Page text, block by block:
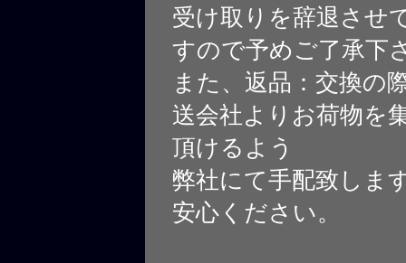
受け取りを辞退させ
すので予めご了承下
また、返品：交換の
送会社よりお荷物を
頂けるよう
弊社にて手配致しま
安心ください。